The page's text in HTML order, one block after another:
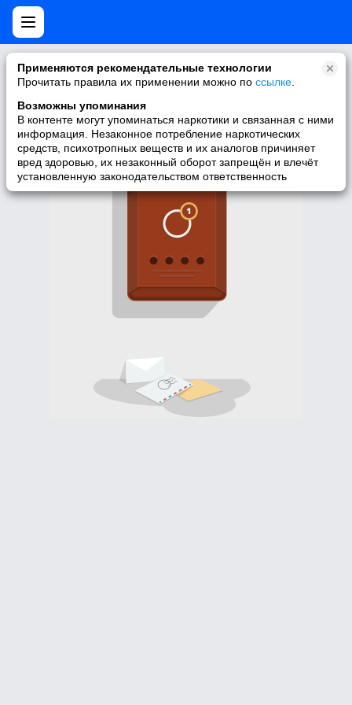
Применяются рекомендательные технологии
Прочитать правила их применении можно по ссылке
Возможны упоминания
В контенте могут упоминаться наркотики и связанная с ними
информация. Незаконное потребление наркотических
средств, психотропных веществ и их аналогов причиняет
вред здоровью, их незаконный оборот запрещён и влечёт
установленную законодательством ответственность
Нет мобильной версии
У запрашиваемой вами страницы нет версии для мобильных
версию Моего Мира.
Перейти на полную версию